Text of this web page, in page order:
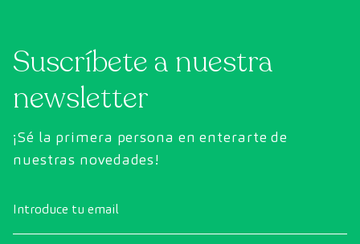
exhaustiva el estado de los órganos vitales, el
sistema vascular y el cerebro antes de que
aparezcan los primeros síntomas.
Suscríbete a nuestra
newsletter
¡Sé la primera persona en enterarte de
nuestras novedades!
Introduce tu email